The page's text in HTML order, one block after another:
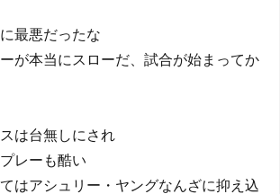
最悪だったな
が本当にスローだ、試合が始まってか
は台無しにされ
レーも酷い
はアシュリー・ヤングなんざに抑え込